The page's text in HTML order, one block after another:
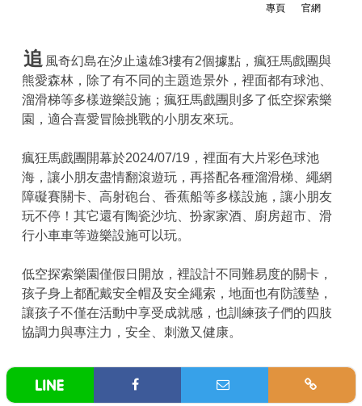
專頁 官網
追 風奇幻島在汐止遠雄3樓有2個據點，瘋狂馬戲團與
熊愛森林，除了有不同的主題造景外，裡面都有球池、
溜滑梯等多樣遊樂設施；瘋狂馬戲團則多了低空探索樂
園，適合喜愛冒險挑戰的小朋友來玩。
瘋狂馬戲團開幕於2024/07/19，裡面有大片彩色球池
海，讓小朋友盡情翻滾遊玩，再搭配各種溜滑梯、繩網
障礙賽關卡、高射砲台、香蕉船等多樣設施，讓小朋友
玩不停！其它還有陶瓷沙坑、扮家家酒、廚房超市、滑
行小車車等遊樂設施可以玩。
低空探索樂園僅假日開放，裡設計不同難易度的關卡，
孩子身上都配戴安全帽及安全繩索，地面也有防護墊，
讓孩子不僅在活動中享受成就感，也訓練孩子們的四肢
協調力與專注力，安全、刺激又健康。